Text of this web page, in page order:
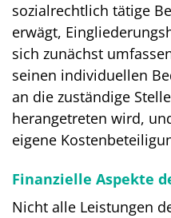
sozialrechtlich tätige
erwägt,
sich zunächst
seinen individuellen
an die zuständige
herangetreten wird,
eigene
Finanzielle Aspekte
Nicht alle Leistungen